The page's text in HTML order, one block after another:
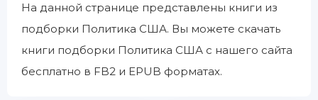
На данной странице представлены книги из
подборки Политика США. Вы можете скачать
книги подборки Политика США с нашего сайта
бесплатно в FB2 и EPUB форматах.